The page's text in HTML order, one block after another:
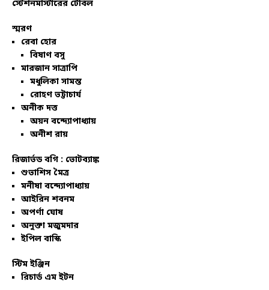
স্টেশনমাস্টারের টেবিল
স্মরণ
রেবা হোর
বিষাণ বসু
মারজান সাত্রাপি
মধুলিকা সামন্ত
রোহণ ভট্টাচার্য
অনীক দত্ত
অয়ন বন্দ্যোপাধ্যায়
অনীশ রায়
রিজার্ভড বগি : ভোটব্যাঙ্ক
শুভাশিস মৈত্র
মনীষা বন্দ্যোপাধ্যায়
আইরিন শবনম
অপর্ণা ঘোষ
অনুক্তা মজুমদার
ইপিল বাস্কি
স্টিম ইঞ্জিন
রিচার্ড এম ইটন